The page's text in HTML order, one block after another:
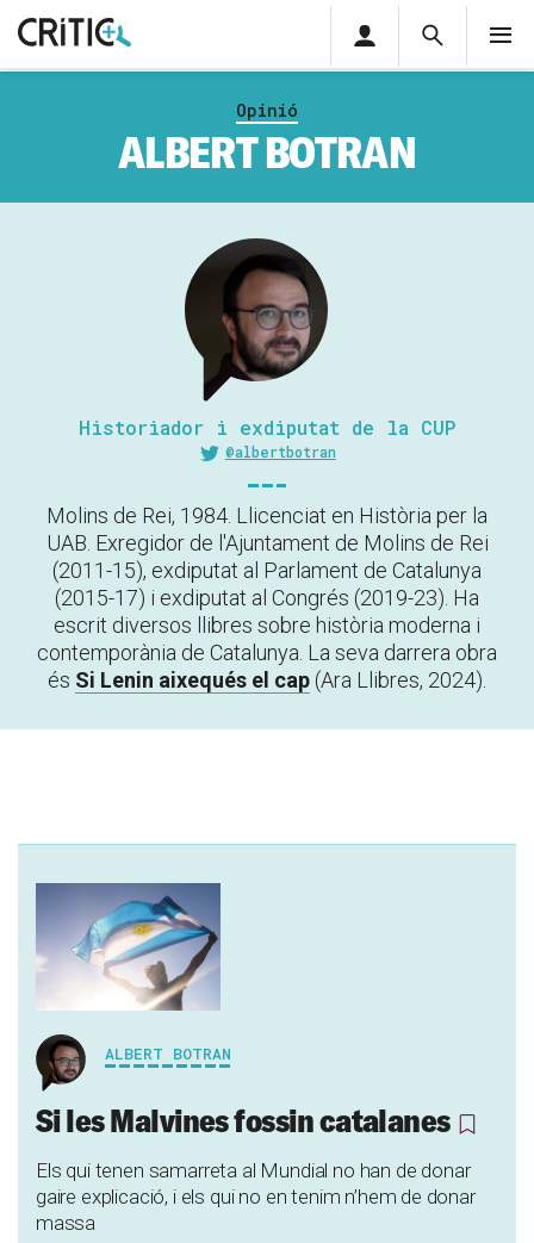
Cerca
Cerca
privada
Opinió
ALBERT BOTRAN
Historiador i exdiputat de la CUP
@albertbotran
Molins de Rei, 1984. Llicenciat en Història per la
UAB. Exregidor de l'Ajuntament de Molins de Rei
(2011-15), exdiputat al Parlament de Catalunya
(2015-17) i exdiputat al Congrés (2019-23). Ha
escrit diversos llibres sobre història moderna i
contemporània de Catalunya. La seva darrera obra
és Si Lenin aixequés el cap (Ara Llibres, 2024).
ALBERT BOTRAN
Si les Malvines fossin catalanes
Els qui tenen samarreta al Mundial no han de donar
gaire explicació, i els qui no en tenim n’hem de donar
massa